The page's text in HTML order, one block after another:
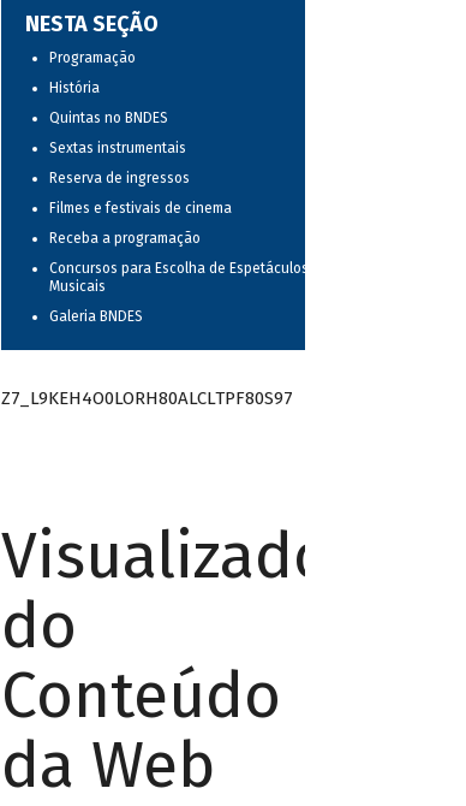
NESTA SEÇÃO
Programação
História
Quintas no BNDES
Sextas instrumentais
Reserva de ingressos
Filmes e festivais de cinema
Receba a programação
Concursos para Escolha de Espetáculos
Musicais
Galeria BNDES
Z7_L9KEH4O0LORH80ALCLTPF80S97
Visualizador
do
Conteúdo
da Web